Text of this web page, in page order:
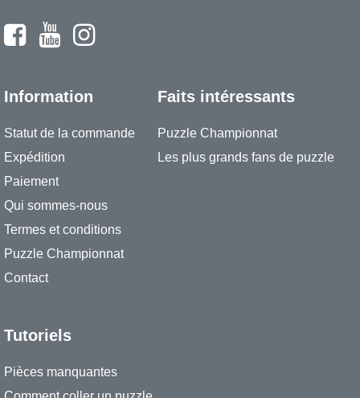
Information
Statut de la commande
Expédition
Paiement
Qui sommes-nous
Termes et conditions
Puzzle Championnat
Contact
Faits intéressants
Puzzle Championnat
Les plus grands fans de puzzle
Tutoriels
Pièces manquantes